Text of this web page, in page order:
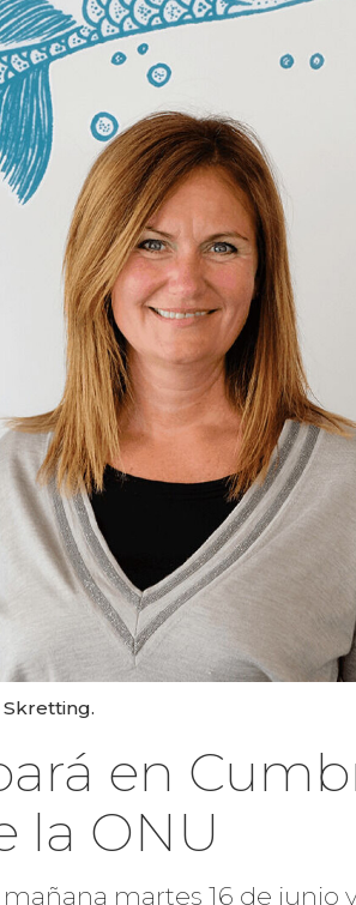
en
la ONU
martes 16 de